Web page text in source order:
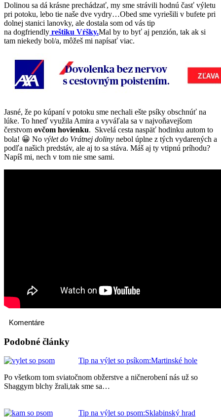
Dolinou sa dá krásne prechádzať, my sme strávili hodnú časť výletu
pri potoku, lebo tie naše dve vydry…Obed sme vyriešili v bufete pri
dolnej stanici lanovky, ale dostala som od vás tip
na dogfriendly reštiku Vŕšky.Mal by to byť aj penzión, tak ak si
tam niekedy bol/a, môžeš mi napísať viac.
Jasné, že po kúpaní v potoku sme nechali ešte psíky obschnúť na
lúke. To hneď využila Amira a vyváľala sa v najvoňavejšom
čerstvom ovčom hovienku. Skvelá cesta naspäť hodinku autom to
bola! 😀 No výlet do Vrátnej doliny nebol úplne z tých vydarených a
podľa našich predstáv, ale aj to sa stáva. Máš aj ty vtipnú príhodu?
Napíš mi, nech v tom nie sme sami.
Komentáre
Podobné články
Tip na výlet so psíkom:Martinské hole
Po všetkom tom sviatočnom obžerstve a ničnerobení nás už so
Shaggym blchy žrali,tak sme sa…
Tip na výlet so psom:Sklabinský hrad